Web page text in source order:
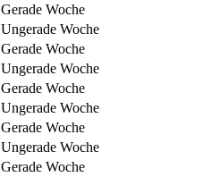
Gerade Woche
Ungerade Woche
Gerade Woche
Ungerade Woche
Gerade Woche
Ungerade Woche
Gerade Woche
Ungerade Woche
Gerade Woche